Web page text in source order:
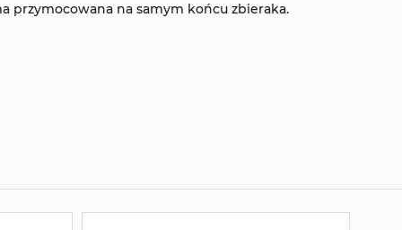
przymocowana na samym końcu zbieraka.